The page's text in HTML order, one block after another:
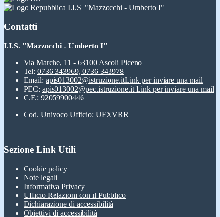
I.I.S. "Mazzocchi - Umberto I"
Contatti
I.I.S. "Mazzocchi - Umberto I"
Via Marche, 11 - 63100 Ascoli Piceno
Tel: 0736 343969, 0736 343978
Email: apis013002@istruzione.itLink per inviare una mail
PEC: apis013002@pec.istruzione.it Link per inviare una mail
C.F.: 92059900446
Cod. Univoco Ufficio: UFXVRR
Sezione Link Utili
Cookie policy
Note legali
Informativa Privacy
Ufficio Relazioni con il Pubblico
Dichiarazione di accessibilità
Obiettivi di accessibilità